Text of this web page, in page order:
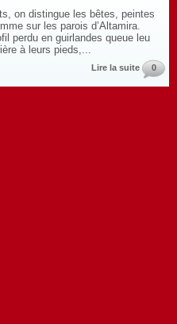
on distingue les bêtes, peintes
sur les parois d’Altamira.
perdu en guirlandes queue leu
à leurs pieds,...
Lire la suite 0